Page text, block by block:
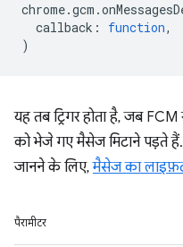
chrome.gcm .
callback : function,
)
यह तब ट्रिगर होता है, जब
को भेजे गए मैसेज मिटाने पड़ते
जानने के लिए,मैसेज का
पैरामीटर